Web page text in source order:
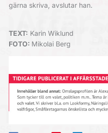
gärna skriva, avslutar han.
TEXT: Karin Wiklund
FOTO: Mikolai Berg